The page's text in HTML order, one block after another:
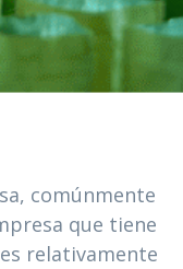
comúnmente
que tiene
relativamente